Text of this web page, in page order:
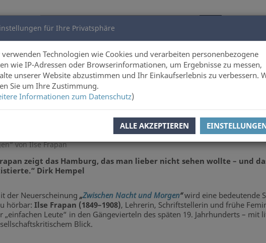
für Ihre Privatsphäre
Technologien wie Cookies und verarbeiten personenbezogene
wie IP-Adressen oder Browserinformationen, um Ergebnisse zu messen,
unserer Website abzustimmen und Ihr Einkaufserlebnis zu verbessern.
Sie um Ihre Zustimmung.
Informationen zum Datenschutz)
ALLE AKZEPTIEREN
Autoren Über uns
Online-Shop
Hamburger Novellen wiederentdeckt
von Ilse Frapan
zeigt das Hamburg, das man lieber nicht sehen wollte – und
Dirk Hempel
der Neuerscheinung „Zwischen Nacht und Morgen“wird eine bedeutende
hörbar: Ilse Frapan (1849–1908), Lehrerin, Schriftstellerin und frühe
„einfachen Leute“ in den Gängevierteln des späten 19. Jahrhunderts – mit
Blick.